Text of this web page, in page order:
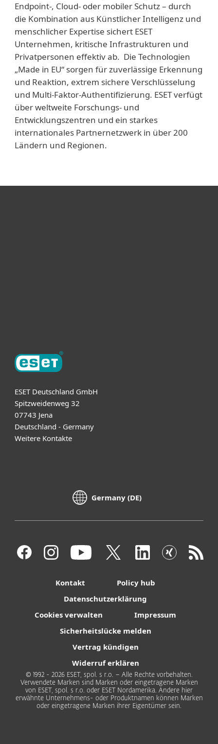
Endpoint-, Cloud- oder mobiler Schutz – durch
die Kombination aus Künstlicher Intelligenz und
menschlicher Expertise sichert ESET
Unternehmen, kritische Infrastrukturen und
Privatpersonen effektiv ab. Die Technologien
„Made in EU“ sorgen für zuverlässige Erkennung
und Reaktion, extrem sichere Verschlüsselung
und Multi-Faktor-Authentifizierung. ESET verfügt
über weltweite Forschungs- und
Entwicklungszentren und ein starkes
internationales Partnernetzwerk in über 200
Ländern und Regionen.
ESET Deutschland GmbH
Spitzweidenweg 32
07743 Jena
Deutschland - Germany
Weitere Kontakte
Germany (DE)
Kontakt
Policy hub
Datenschutzerklärung
Cookies verwalten
Impressum
Sicherheitslücke melden
Vertrag kündigen
Widerruf erklären
© 1992 - 2026 ESET, spol. s r.o. – Alle Rechte vorbehalten.
Verwendete Marken sind Marken oder eingetragene Marken
von ESET, spol. s r.o. oder ESET Nordamerika. Andere hier
erwähnte Unternehmens- oder Produktnamen können Marken
oder eingetragene Marken ihrer Eigentümer sein.